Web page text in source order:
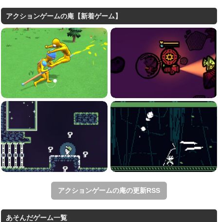
アクションゲームの庵【新着ゲーム】
アクションゲームの庵の更新RSS
あそんだゲーム一覧